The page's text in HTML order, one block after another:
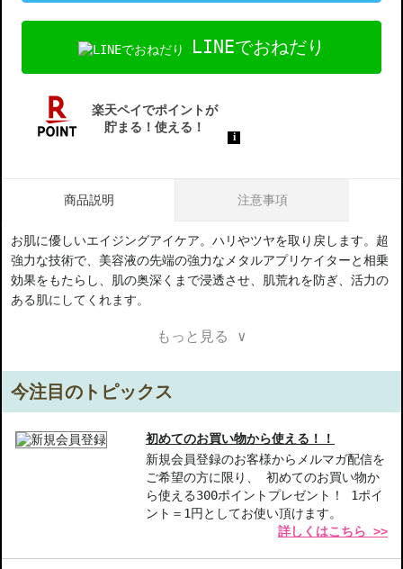
LINEでおねだり
商品説明 注意事項
お肌に優しいエイジングアイケア。ハリやツヤを取り戻します。超
強力な技術で、美容液の先端の強力なメタルアプリケイターと相乗
効果をもたらし、肌の奥深くまで浸透させ、肌荒れを防ぎ、活力の
ある肌にしてくれます。
感じさせない印象を与えます。
強力なメタルアプリケイター-スキンケアの効果を最大限に引き出
厳選された成分-素肌にやさしく、日々のストレスから目元を守れ
【こんな方へおすすめ】
目元のハリやツヤが気になる方
もっと見る ∨
今注目のトピックス
初めてのお買い物から使える！！
新規会員登録のお客様からメルマガ配信を
ご希望の方に限り、 初めてのお買い物か
ら使える300ポイントプレゼント！ 1ポイ
ント＝1円としてお使い頂けます。
詳しくはこちら >>